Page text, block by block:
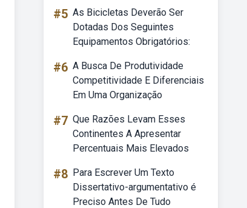
#5 As Bicicletas Deverão Ser
Dotadas Dos Seguintes
Equipamentos Obrigatórios:
#6 A Busca De Produtividade
Competitividade E Diferenciais
Em Uma Organização
#7 Que Razões Levam Esses
Continentes A Apresentar
Percentuais Mais Elevados
#8 Para Escrever Um Texto
Dissertativo-argumentativo é
Preciso Antes De Tudo